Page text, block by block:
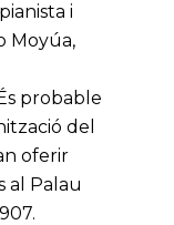
i
Moyúa,
probable
del
oferir
al Palau